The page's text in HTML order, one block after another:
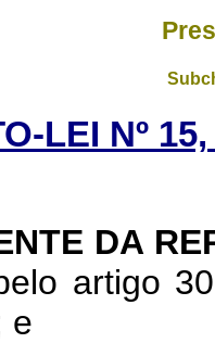
LEI Nº
DA
artigo
e